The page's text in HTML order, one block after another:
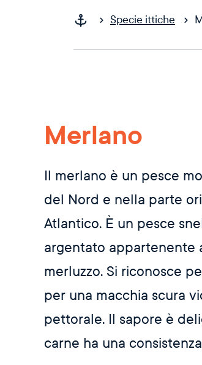
Specie ittiche
Merlano
Il merlano è un pesce
del Nord e nella parte
Atlantico. È un pesce
argentato appartenente
merluzzo. Si riconosce
per una macchia scura
pettorale. Il sapore è
carne ha una